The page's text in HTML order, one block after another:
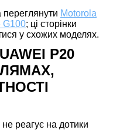
переглянути Motorola
G100; ці сторінки
у схожих моделях.
P20
реагує на дотики